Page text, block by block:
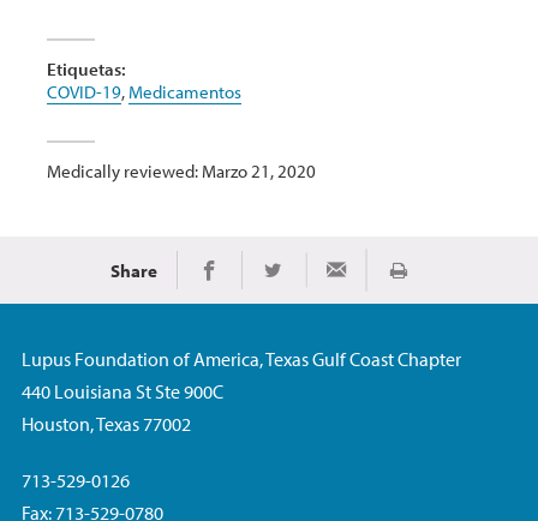
Etiquetas:
COVID-19, Medicamentos
Medically reviewed: Marzo 21, 2020
Share Share on Facebook
Share on TwitterShare via EmailImprimir
Lupus Foundation of America, Texas Gulf Coast Chapter
440 Louisiana St Ste 900C
Houston, Texas 77002
713-529-0126
Fax: 713-529-0780